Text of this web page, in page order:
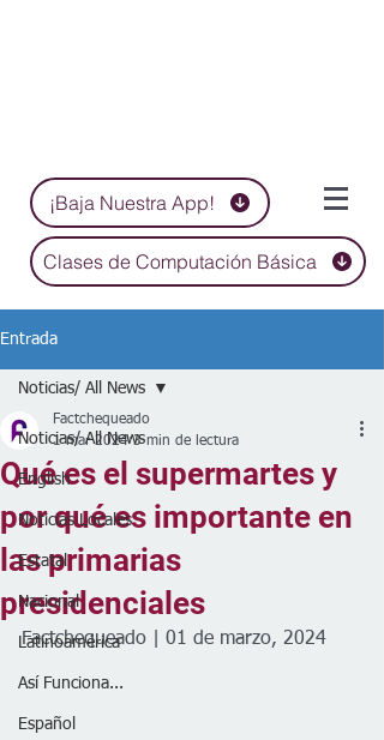
¡Baja Nuestra App!
Clases de Computación Básica
Entrada
Noticias/ All News
English
Noticias Locales
Estatal
Nacional
Latinoamérica
Así Funciona...
Español
Noticias/ All News
Qué es el supermartes y
por qué es importante en
las primarias
presidenciales
Factchequeado
1 mar 2024 3 min de lectura
Factchequeado | 01 de marzo, 2024